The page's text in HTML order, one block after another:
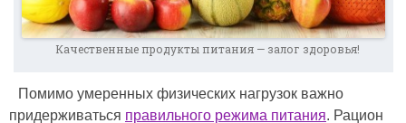
Качественные продукты питания — залог здоровья!
Помимо умеренных физических нагрузок важно
придерживаться правильного режима питания. Рацион